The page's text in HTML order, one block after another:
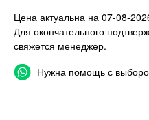
Цена актуальна на 07-08-
Для окончательного
свяжется менеджер.
Нужна помощь с